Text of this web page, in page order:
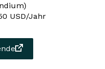
USD/Jahr